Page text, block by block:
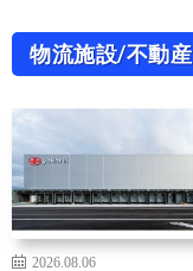
物流施設/不動産
2026.08.06